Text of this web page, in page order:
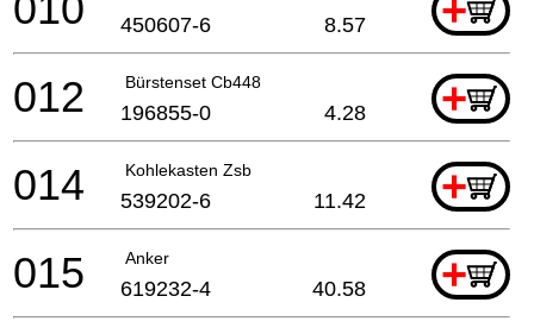
+
450607-6 8.57
Bürstenset Cb448 +
012 196855-0 4.28
Kohlekasten Zsb +
014 539202-6 11.42
Anker +
015 619232-4 40.58